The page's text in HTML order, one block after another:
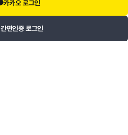
카카오 로그인
간편인증 로그인